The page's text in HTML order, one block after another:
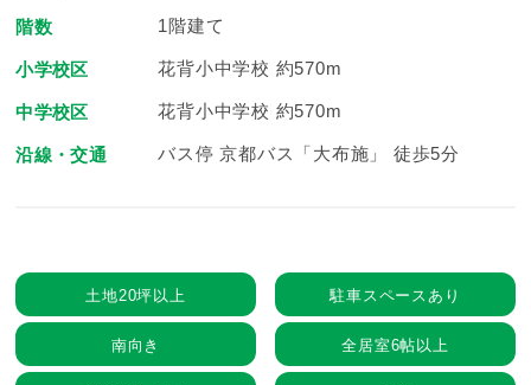
階数 1階建て
小学校区 花背小中学校 約570m
中学校区 花背小中学校 約570m
沿線・交通 バス停 京都バス「大布施」 徒歩5分
土地20坪以上 駐車スペースあり
南向き 全居室6帖以上